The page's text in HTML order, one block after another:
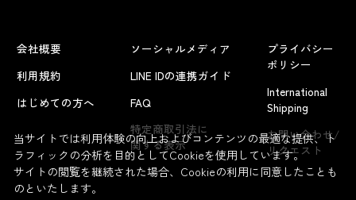
会社概要
利用規約
はじめての方へ
ソーシャルメディア
LINE IDの連携ガイド
FAQ
特定商取引法に
関する表示
プライバシー
ポリシー
International
Shipping
お問い合わせ/
リクエスト
当サイトでは利用体験の向上およびコンテンツの最適な提供、ト
ラフィックの分析を目的としてCookieを使用しています。
サイトの閲覧を継続された場合、Cookieの利用に同意したことも
のといたします。